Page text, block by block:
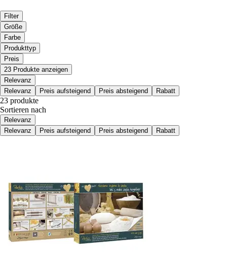
Filter
Größe
Farbe
Produkttyp
Preis
23 Produkte anzeigen
Relevanz
Relevanz
Preis aufsteigend Preis absteigend Rabatt
23 produkte
Sortieren nach
Relevanz
Relevanz
Preis aufsteigend Preis absteigend Rabatt